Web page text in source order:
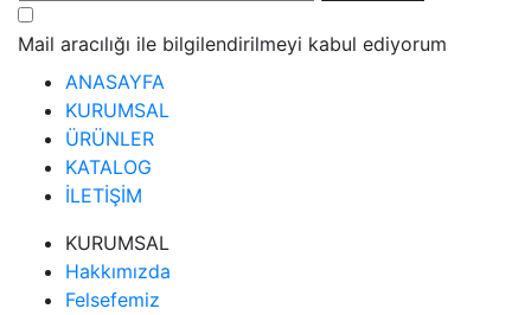
Mail aracılığı ile bilgilendirilmeyi kabul ediyorum
ANASAYFA
KURUMSAL
ÜRÜNLER
KATALOG
İLETİŞİM
KURUMSAL
Hakkımızda
Felsefemiz